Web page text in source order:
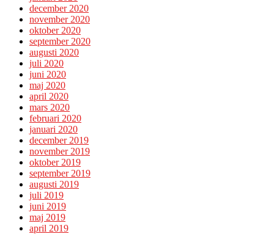
december 2020
november 2020
oktober 2020
september 2020
augusti 2020
juli 2020
juni 2020
maj 2020
april 2020
mars 2020
februari 2020
januari 2020
december 2019
november 2019
oktober 2019
september 2019
augusti 2019
juli 2019
juni 2019
maj 2019
april 2019